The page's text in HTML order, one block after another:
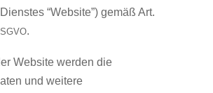
“Website”) gemäß Art.
.
Website werden die
und weitere